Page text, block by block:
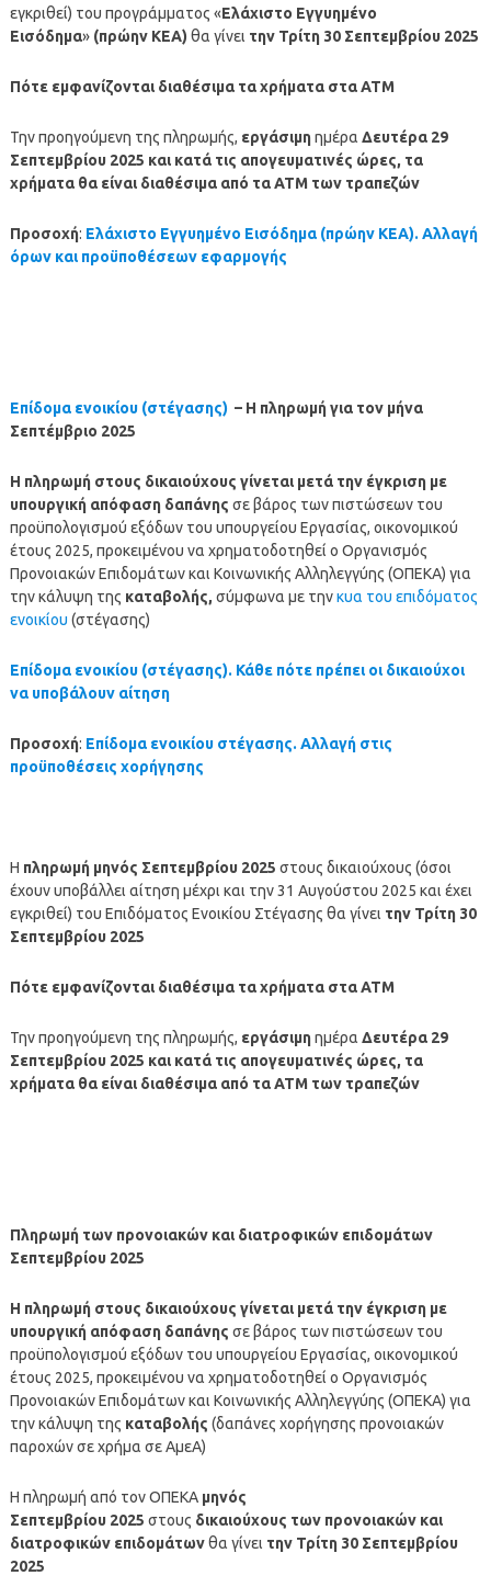
εγκριθεί) του προγράμματος «Ελάχιστο Εγγυημένο
Εισόδημα» (πρώην ΚΕΑ) θα γίνει την Τρίτη 30 Σεπτεμβρίου 2025
Πότε εμφανίζονται διαθέσιμα τα χρήματα στα ΑΤΜ
Την προηγούμενη της πληρωμής, εργάσιμηημέρα Δευτέρα 29
Σεπτεμβρίου2025 και κατά τις απογευματινές ώρες, τα
χρήματα θα είναι διαθέσιμα από τα ΑΤΜ των τραπεζών
Προσοχή: Ελάχιστο Εγγυημένο Εισόδημα (πρώην ΚΕΑ). Αλλαγή
όρων και προϋποθέσεων εφαρμογής
Επίδομα ενοικίου (στέγασης) – Η πληρωμή για τονμήνα
Σεπτέμβριο 2025
Η πληρωμή στους δικαιούχους γίνεται μετά την έγκριση με
υπουργική απόφαση δαπάνης σε βάρος των πιστώσεων του
προϋπολογισμού εξόδων του υπουργείου Εργασίας, οικονομικού
έτους 2025, προκειμένου να χρηματοδοτηθεί ο Οργανισμός
Προνοιακών Επιδομάτων και Κοινωνικής Αλληλεγγύης (ΟΠΕΚΑ) για
την κάλυψη της καταβολής, σύμφωνα με τηνκυα του επιδόματος
ενοικίου (στέγασης)
Επίδομα ενοικίου (στέγασης). Κάθε πότε πρέπει οι δικαιούχοι
να υποβάλουν αίτηση
Προσοχή: Επίδομα ενοικίου στέγασης. Αλλαγή στις
προϋποθέσεις χορήγησης
Η πληρωμή μηνός Σεπτεμβρίου2025 στους δικαιούχους (όσοι
έχουν υποβάλλει αίτηση μέχρι και την 31 Αυγούστου 2025 και έχει
εγκριθεί) του Επιδόματος Ενοικίου Στέγασης θα γίνει την Τρίτη 30
Σεπτεμβρίου 2025
Πότε εμφανίζονται διαθέσιμα τα χρήματα στα ΑΤΜ
Την προηγούμενη της πληρωμής, εργάσιμηημέρα Δευτέρα 29
Σεπτεμβρίου2025 και κατά τις απογευματινές ώρες, τα
χρήματα θα είναι διαθέσιμα από τα ΑΤΜ των τραπεζών
Πληρωμή των προνοιακών και διατροφικών επιδομάτων
Σεπτεμβρίου2025
Η πληρωμή στους δικαιούχους γίνεται μετά την έγκριση με
υπουργική απόφαση δαπάνης σε βάρος των πιστώσεων του
προϋπολογισμού εξόδων του υπουργείου Εργασίας, οικονομικού
έτους 2025, προκειμένου να χρηματοδοτηθεί ο Οργανισμός
Προνοιακών Επιδομάτων και Κοινωνικής Αλληλεγγύης (ΟΠΕΚΑ) για
την κάλυψη της καταβολής (δαπάνες χορήγησης προνοιακών
παροχών σε χρήμα σε ΑμεΑ)
Η πληρωμή από τον ΟΠΕΚΑμηνός
Σεπτεμβρίου2025 στους δικαιούχους των προνοιακών και
διατροφικών επιδομάτωνθα γίνει την Τρίτη 30 Σεπτεμβρίου
2025